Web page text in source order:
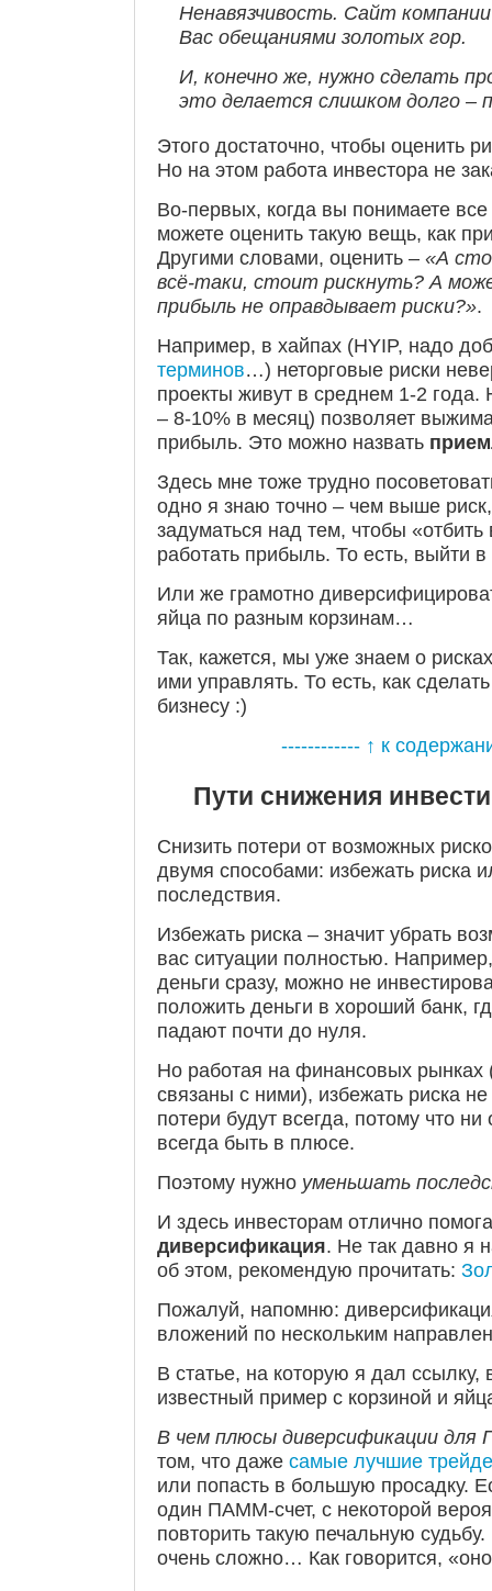
Ненавязчивость. Сайт
Вас обещаниями золотых гор.
И, конечно же, нужно сделать
это делается слишком долго –
Этого достаточно, чтобы оценить
Но на этом работа инвестора не
Во-первых, когда вы понимаете
можете оценить такую вещь, как
Другими словами, оценить – «А
всё-таки, стоит рискнуть? А
прибыль не оправдывает риски?».
Например, в хайпах (HYIP, надо
терминов…) неторговые риски
проекты живут в среднем 1-2
– 8-10% в месяц) позволяет
прибыль. Это можно назвать
Здесь мне тоже трудно
одно я знаю точно – чем выше
задуматься над тем, чтобы
работать прибыль. То есть, выйти в
Или же грамотно
яйца по разным корзинам…
Так, кажется, мы уже знаем о
ими управлять. То есть, как
бизнесу :)
------------ ↑ к
Пути снижения
Снизить потери от возможных
двумя способами: избежать риска
последствия.
Избежать риска – значит убрать
вас ситуации полностью.
деньги сразу, можно не
положить деньги в хороший банк,
падают почти до нуля.
Но работая на финансовых
связаны с ними), избежать риска
потери будут всегда, потому что
всегда быть в плюсе.
Поэтому нужно уменьшать
И здесь инвесторам отлично
диверсификация. Не так давно я
об этом, рекомендую прочитать:
Пожалуй, напомню:
вложений по нескольким
В статье, на которую я дал
известный пример с корзиной и
В чем плюсы диверсификации
том, что даже самые лучшие
или попасть в большую просадку.
один ПАММ-счет, с некоторой
повторить такую печальную
очень сложно… Как говорится,